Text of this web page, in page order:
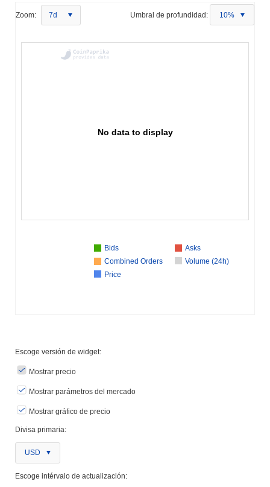
Zoom: 7d Umbral de profundidad: 10%
No data to display
Bids
Asks
Combined Orders
Volume (24h)
Price
Escoge versión de widget:
Mostrar precio
Mostrar parámetros del mercado
Mostrar gráfico de precio
Divisa primaria:
USD
Escoge intérvalo de actualización: